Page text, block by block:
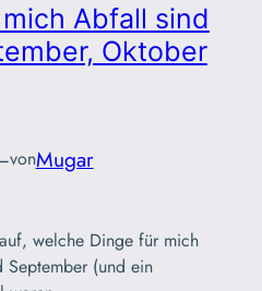
Abfall sind
Oktober
vonMugar
welche Dinge für mich
September (und ein